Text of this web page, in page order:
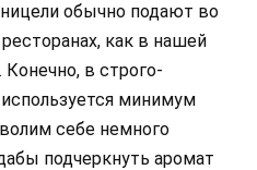
обычно подают во
как в нашей
в строго-
минимум
себе немного
подчеркнуть аромат